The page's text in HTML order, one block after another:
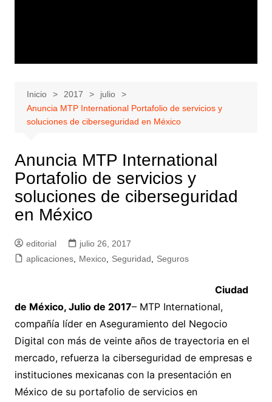
Inicio 2017
julio
Anuncia MTP International Portafolio de servicios y
soluciones de ciberseguridad en México
Anuncia MTP International
Portafolio de servicios y
soluciones de ciberseguridad
en México
editorial
julio 26, 2017
aplicaciones, Mexico, Seguridad Seguros
Ciudad
de México, Julio de 2017– MTP International,
compañía líder en Aseguramiento del Negocio
Digital con más de veinte años de trayectoria en el
mercado, refuerza la ciberseguridad de empresas e
instituciones mexicanas con la presentación en
México de su portafolio de servicios en